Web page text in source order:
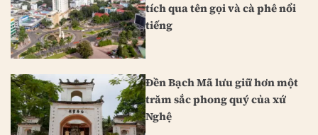
tích qua tên gọi và cà phê nổi
tiếng
Đền Bạch Mã lưu giữ hơn một
trăm sắc phong quý của xứ
Nghệ